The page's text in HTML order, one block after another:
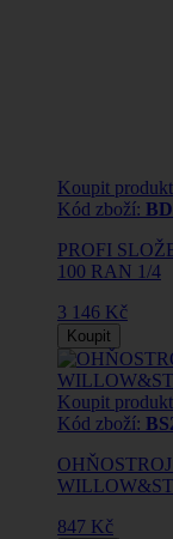
Koupit produkt
Kód zboží:
PROFI
100 RAN 1/4
3 146 Kč
Koupit
Koupit produkt
Kód zboží:
847 Kč